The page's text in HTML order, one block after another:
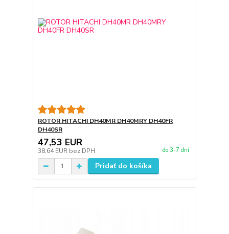
ROTOR HITACHI DH40MR DH40MRY DH40FR
DH40SR
47,53 EUR
38,64 EUR bez DPH do 3-7 dní
Pridať do košíka